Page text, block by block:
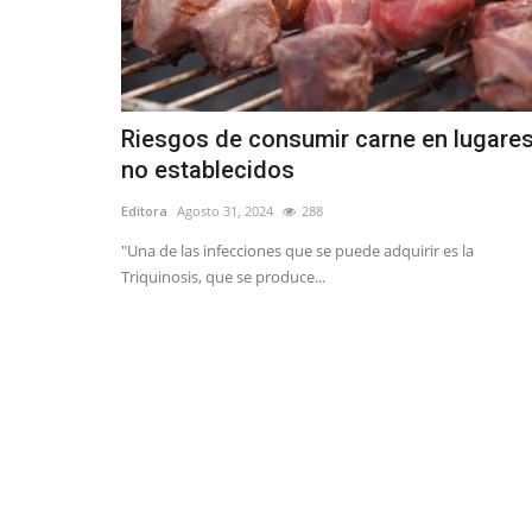
Riesgos de consumir carne en
no establecidos
Editora Agosto 31, 2024 288
"Una de las infecciones que se puede adquirir es la
Triquinosis, que se produce...